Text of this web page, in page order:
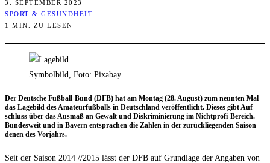
3. SEPTEMBER 2023
SPORT & GESUNDHEIT
1 MIN. ZU LESEN
Symbolbild, Foto: Pixabay
Der Deut­sche Fuß­ball-Bund (DFB) hat am Mon­tag (28. August) zum neun­ten Mal
das Lage­bild des Ama­teur­fuß­balls in Deutsch­land ver­öf­fent­licht. Die­ses gibt Auf­
schluss über das Aus­maß an Gewalt und Dis­kri­mi­nie­rung im Nicht­pro­fi-Bereich.
Bun­des­weit und in Bay­ern ent­spra­chen die Zah­len in der zurück­lie­gen­den Sai­son
denen des Vorjahrs.
Seit der Sai­son 2014 /​/​2015 lässt der DFB auf Grund­la­ge der Anga­ben von